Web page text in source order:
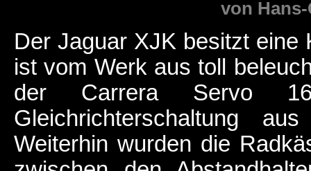
von
Der Jaguar XJK besitzt eine
ist vom Werk aus toll
der Carrera Servo
Gleichrichterschaltung
Weiterhin wurden die